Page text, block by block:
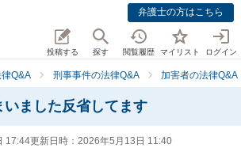
弁護士の方はこちら
投稿する 探す 閲覧履歴 マイリスト ログイン
Q&A 刑事事件の法律Q&A 加害者の法律Q&A
いました反省してます
17:44更新日時： 2026年5月13日 11:40